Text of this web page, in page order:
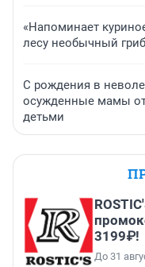
«Напоминает
лесу необычный
С рождения в
осужденные мамы
детьми
3199₽!
До 31